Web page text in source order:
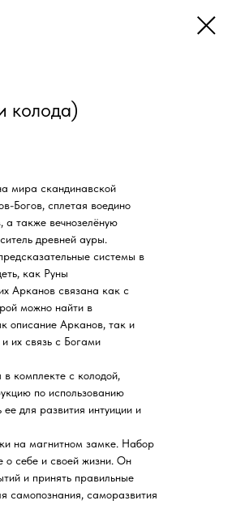
колода)
мира скандинавской
Богов, сплетая воедино
а также вечнозелёную
древней ауры.
системы в
как Руны
Арканов связана как с
можно найти в
описание Арканов, так и
их связь с Богами
комплекте с колодой,
по использованию
для развития интуиции и
на магнитном замке. Набор
о себе и своей жизни. Он
и принять правильные
самопознания, саморазвития